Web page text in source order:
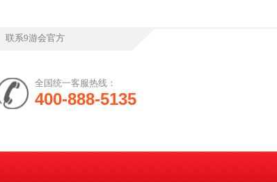
联系9游会官方
全国统一客服热线：
400-888-5135